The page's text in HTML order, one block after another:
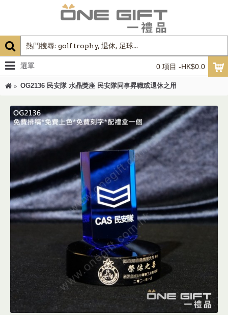
0 項目 -HK$0.0
選單
OG2136 民安隊 水晶獎座 民安隊同事昇職或退休之用